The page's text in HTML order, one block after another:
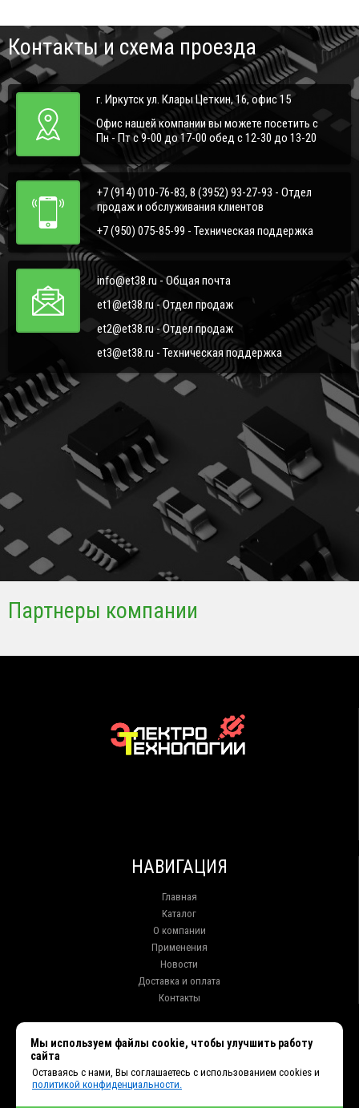
Контакты и схема проезда
г. Иркутск ул. Клары Цеткин, 16, офис 15
Офис нашей компании вы можете посетить с
Пн - Пт с 9-00 до 17-00 обед с 12-30 до 13-20
+7 (914) 010-76-83, 8 (3952) 93-27-93 - Отдел
продаж и обслуживания клиентов
+7 (950) 075-85-99 - Техническая поддержка
info@et38.ru - Общая почта
et1@et38.ru - Отдел продаж
et2@et38.ru - Отдел продаж
et3@et38.ru - Техническая поддержка
Партнеры компании
НАВИГАЦИЯ
Главная
Каталог
О компании
Применения
Новости
Доставка и оплата
Контакты
+7 (914) 010-76-83, 8 (3952) 93-27-93 - Отдел продаж
+7 (950) 075-85-99 - Техническая поддержка
Мы используем файлы cookie, чтобы улучшить работу
сайта
Оставаясь с нами, Вы соглашаетесь с использованием cookies и
политикой конфиденциальности.